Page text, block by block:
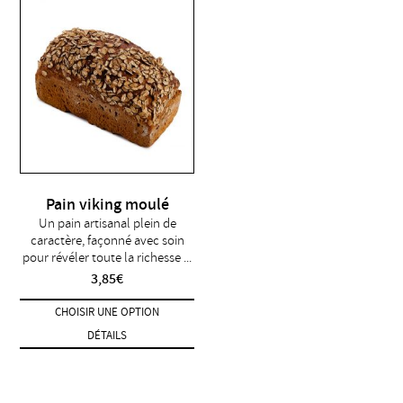
Pain viking moulé
Un pain artisanal plein de
caractère, façonné avec soin
pour révéler toute la richesse ...
3,85€
CHOISIR UNE OPTION
DÉTAILS